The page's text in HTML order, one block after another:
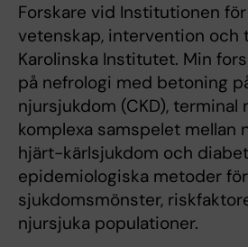
Forskare vid Institutionen
vetenskap, intervention och
Karolinska Institutet. Min
på nefrologi med betoning
njursjukdom (CKD),
komplexa samspelet mellan
hjärt-kärlsjukdom och
epidemiologiska metoder
sjukdomsmönster,
njursjuka populationer.